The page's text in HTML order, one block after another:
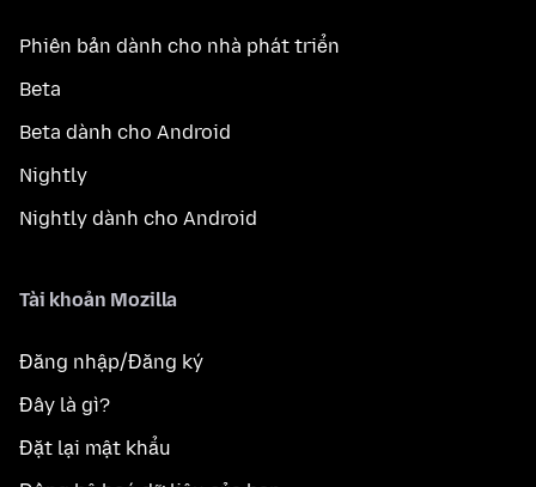
Phiên bản dành cho nhà phát triển
Beta
Beta dành cho Android
Nightly
Nightly dành cho Android
Tài khoản Mozilla
Đăng nhập/Đăng ký
Đây là gì?
Đặt lại mật khẩu